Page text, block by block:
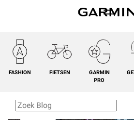
FASHION FIETSEN
GARMIN
PRO